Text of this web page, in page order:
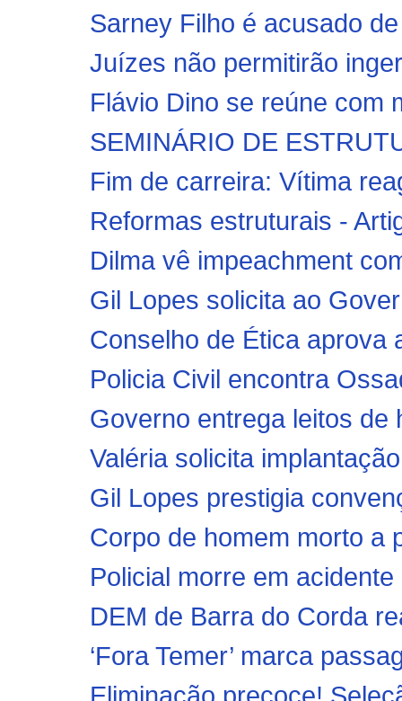
Sarney Filho é acusado
Juízes não permitirão
Flávio Dino se reúne com
SEMINÁRIO DE
Fim de carreira: Vítima
Reformas estruturais -
Dilma vê impeachment
Gil Lopes solicita ao
Conselho de Ética aprova
Policia Civil encontra
Governo entrega leitos de
Valéria solicita
Gil Lopes prestigia
Corpo de homem morto a
Policial morre em
DEM de Barra do Corda
‘Fora Temer’ marca